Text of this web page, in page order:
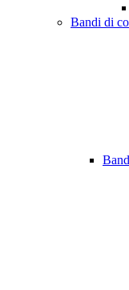
Bandi di